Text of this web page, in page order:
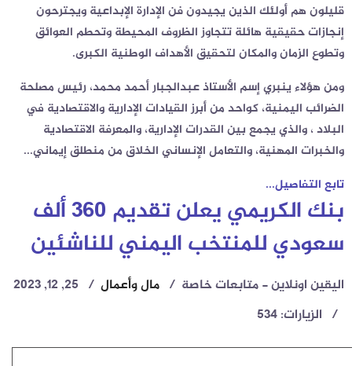
قليلون هم أولئك الذين يجيدون فن الإدارة الإبداعية ويجترحون
إنجازات حقيقية هائلة تتجاوز الظروف المحيطة وتحطم العوائق
وتطوع الزمان والمكان لتحقيق الأهداف الوطنية الكبرى.
ومن هؤلاء ينبري إسم الأستاذ عبدالجبار أحمد محمد، رئيس مصلحة
الضرائب اليمنية، كواحد من أبرز القيادات الإدارية والاقتصادية في
البلاد ، والذي يجمع بين القدرات الإدارية، والمعرفة الاقتصادية
والخبرات المهنية، والتعامل الإنساني الخلاق من منطلق إيماني...
تابع التفاصيل...
بنك الكريمي يعلن تقديم 360 ألف
سعودي للمنتخب اليمني للناشئين
اليقين اونلاين - متابعات خاصة مال وأعمال
25, 12, 2023
الزيارات: 534